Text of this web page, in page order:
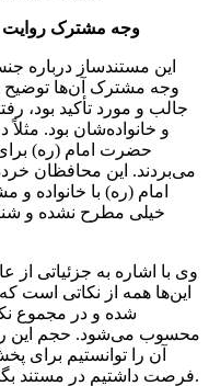
وجه مشترک روایت
این مستندساز درباره
وجه مشترک آن‌ها توضیح
جالب و مورد تأکید بود،
و خانواده‌شان بود.
حضرت امام (ره)
می‌بردند. این محافظان
امام (ره) با خانواده
خیلی مطرح نشده و
وی با اشاره به جزئیاتی از
این‌ها همه از نکاتی است
شده و در مجموع
محسوب می‌شود. حجم این
آن را توانستیم برای
فرصت داشتیم در مستند بگنجانیم و بخش‌هایی هم ناگفته باقی ماند.